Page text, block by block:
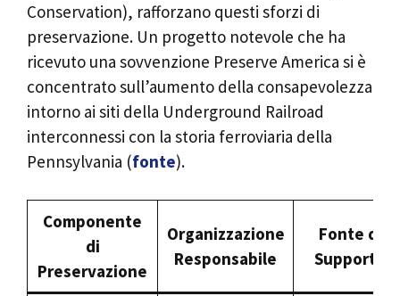
Conservation), rafforzano questi sforzi di
preservazione. Un progetto notevole che ha
ricevuto una sovvenzione Preserve America si è
concentrato sull’aumento della consapevolezza
intorno ai siti della Underground Railroad
interconnessi con la storia ferroviaria della
Pennsylvania (fonte).
Componente
di
Preservazione
Organizzazione
Responsabile
Fonte di
Supporto